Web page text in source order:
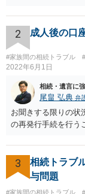
をしていただければ
た、Aさんの意向を
いる施設の問題もあ
ご相談されるのもひ
2 成人後の口
#家族間の相続トラブル
2022年6月1日
相続・遺言に
尾畠 弘典 弁
お聞きする限りの状
の再発行手続を行う
3
相続トラブ
与問題
#家族間の相続トラブル